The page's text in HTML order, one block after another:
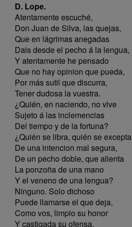
D. Lope.
Atentamente escuché,
Don Juan de Silva, las quejas,
Que en lágrimas anegadas
Dais desde el pecho á la lengua,
Y atentamente he pensado
Que no hay opinion que pueda,
Por más sutil que discurra,
Tener dudosa la vuestra.
¿Quién, en naciendo, no vive
Sujeto á las inclemencias
Del tiempo y de la fortuna?
¿Quién se libra, quién se excepta
De una intencion mal segura,
De un pecho doble, que alienta
La ponzoña de una mano
Y el veneno de una lengua?
Ninguno. Solo dichoso
Puede llamarse el que deja,
Como vos, limpio su honor
Y castigada su ofensa.